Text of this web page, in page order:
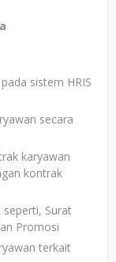
sistem HRIS
secara
karyawan
kontrak
Surat
Promosi
terkait